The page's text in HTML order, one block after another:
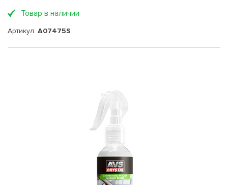
Товар в наличии
Артикул: A07475S